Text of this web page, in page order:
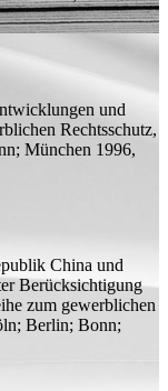
und
Rechtsschutz,
München 1996,
China und
Berücksichtigung
zum gewerblichen
Berlin; Bonn;